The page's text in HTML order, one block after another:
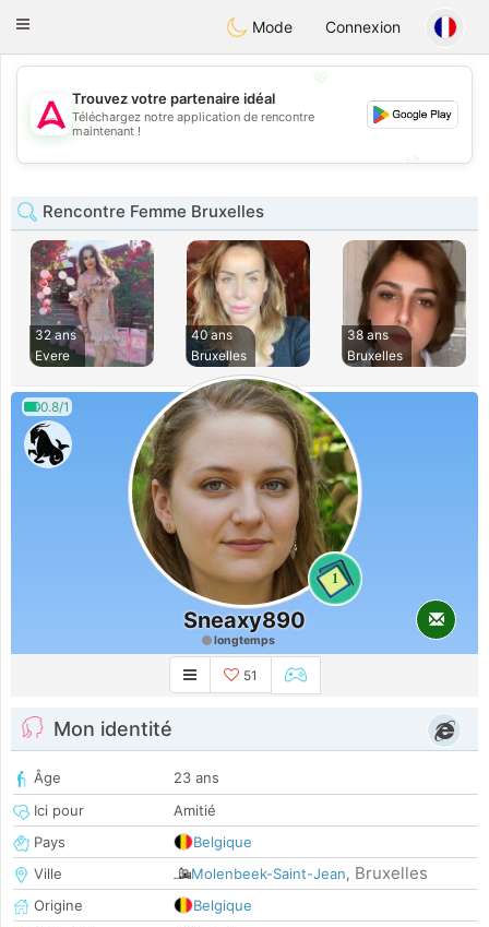
Tantôt
Toggle
Mode Connexion
💖
💕
Trouvez votre partenaire idéal
Téléchargez notre application de rencontre
maintenant !
Rencontre Femme Bruxelles
32 ans
Evere
40 ans
Bruxelles
38 ans
Bruxelles
0.8/1
1
Sneaxy890
longtemps
51
Mon identité
Âge
23 ans
Ici pour
Amitié
Pays
Belgique
Ville
Molenbeek-Saint-Jean, Bruxelles
Origine
Belgique